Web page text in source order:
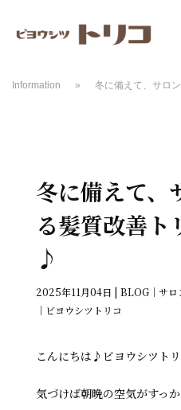
Information » 冬に備えて、サロ
冬に備えて、
る髪質改善ト
♪
2025年11月04日 | BLOG｜サロ
｜ビヨウシツトリコ
こんにちは♪ビヨウシツト
気づけば朝晩の空気がすっ